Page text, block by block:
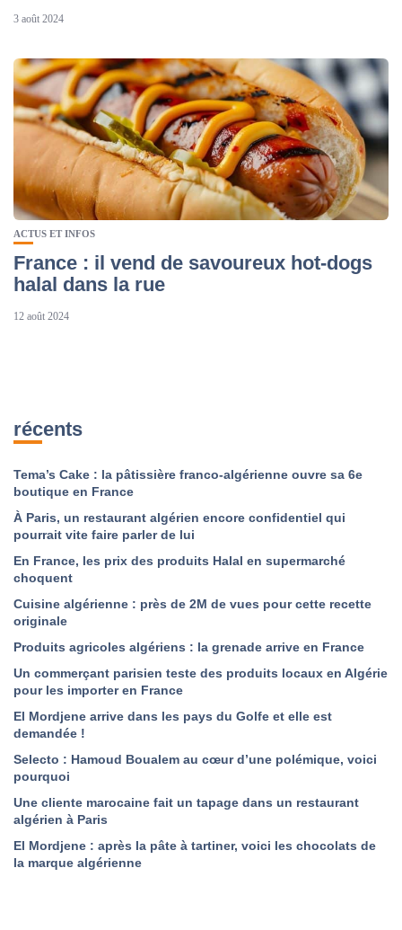
3 août 2024
ACTUS ET INFOS
France : il vend de savoureux hot-dogs
halal dans la rue
12 août 2024
récents
Tema’s Cake : la pâtissière franco-algérienne ouvre sa 6e
boutique en France
À Paris, un restaurant algérien encore confidentiel qui
pourrait vite faire parler de lui
En France, les prix des produits Halal en supermarché
choquent
Cuisine algérienne : près de 2M de vues pour cette recette
originale
Produits agricoles algériens : la grenade arrive en France
Un commerçant parisien teste des produits locaux en Algérie
pour les importer en France
El Mordjene arrive dans les pays du Golfe et elle est
demandée !
Selecto : Hamoud Boualem au cœur d’une polémique, voici
pourquoi
Une cliente marocaine fait un tapage dans un restaurant
algérien à Paris
El Mordjene : après la pâte à tartiner, voici les chocolats de
la marque algérienne